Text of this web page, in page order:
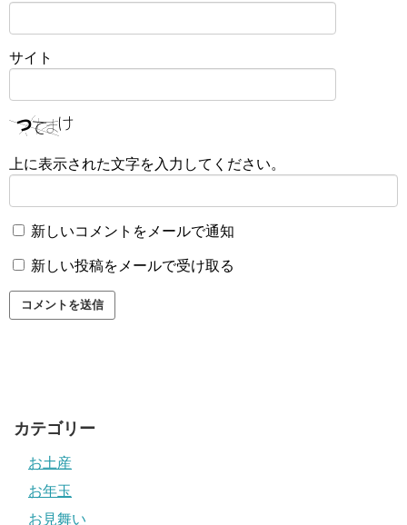
サイト
上に表示された文字を入力してください。
新しいコメントをメールで通知
新しい投稿をメールで受け取る
カテゴリー
お土産
お年玉
お見舞い